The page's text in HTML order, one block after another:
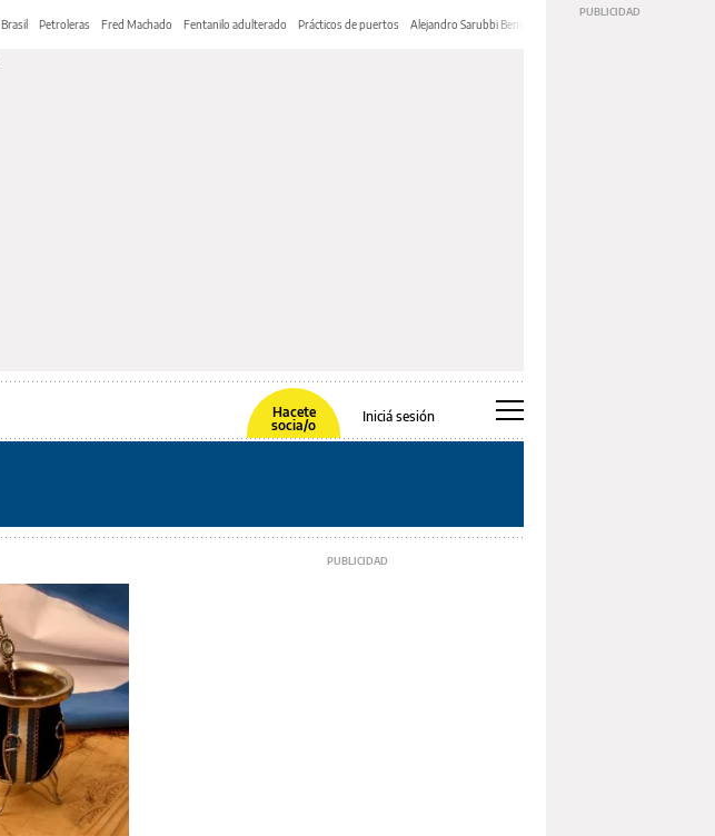
Brasil Petroleras Fred Machado Fentanilo adulterado Prácticos de puertos Alejandro Sarubbi Benítez
Hacete
socia/o
Iniciá sesión